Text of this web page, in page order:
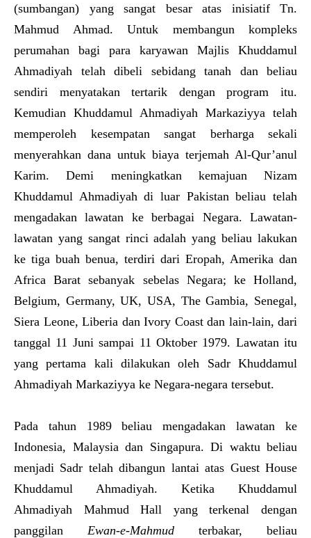
(sumbangan) yang sangat besar atas inisiatif Tn.
Mahmud Ahmad. Untuk membangun kompleks
perumahan bagi para karyawan Majlis Khuddamul
Ahmadiyah telah dibeli sebidang tanah dan beliau
sendiri menyatakan tertarik dengan program itu.
Kemudian Khuddamul Ahmadiyah Markaziyya telah
memperoleh kesempatan sangat berharga sekali
menyerahkan dana untuk biaya terjemah Al-Qur’anul
Karim. Demi meningkatkan kemajuan Nizam
Khuddamul Ahmadiyah di luar Pakistan beliau telah
mengadakan lawatan ke berbagai Negara. Lawatan-
lawatan yang sangat rinci adalah yang beliau lakukan
ke tiga buah benua, terdiri dari Eropah, Amerika dan
Africa Barat sebanyak sebelas Negara; ke Holland,
Belgium, Germany, UK, USA, The Gambia, Senegal,
Siera Leone, Liberia dan Ivory Coast dan lain-lain, dari
tanggal 11 Juni sampai 11 Oktober 1979. Lawatan itu
yang pertama kali dilakukan oleh Sadr Khuddamul
Ahmadiyah Markaziyya ke Negara-negara tersebut.
Pada tahun 1989 beliau mengadakan lawatan ke
Indonesia, Malaysia dan Singapura. Di waktu beliau
menjadi Sadr telah dibangun lantai atas Guest House
Khuddamul Ahmadiyah. Ketika Khuddamul
Ahmadiyah Mahmud Hall yang terkenal dengan
panggilan Ewan-e-Mahmud terbakar, beliau